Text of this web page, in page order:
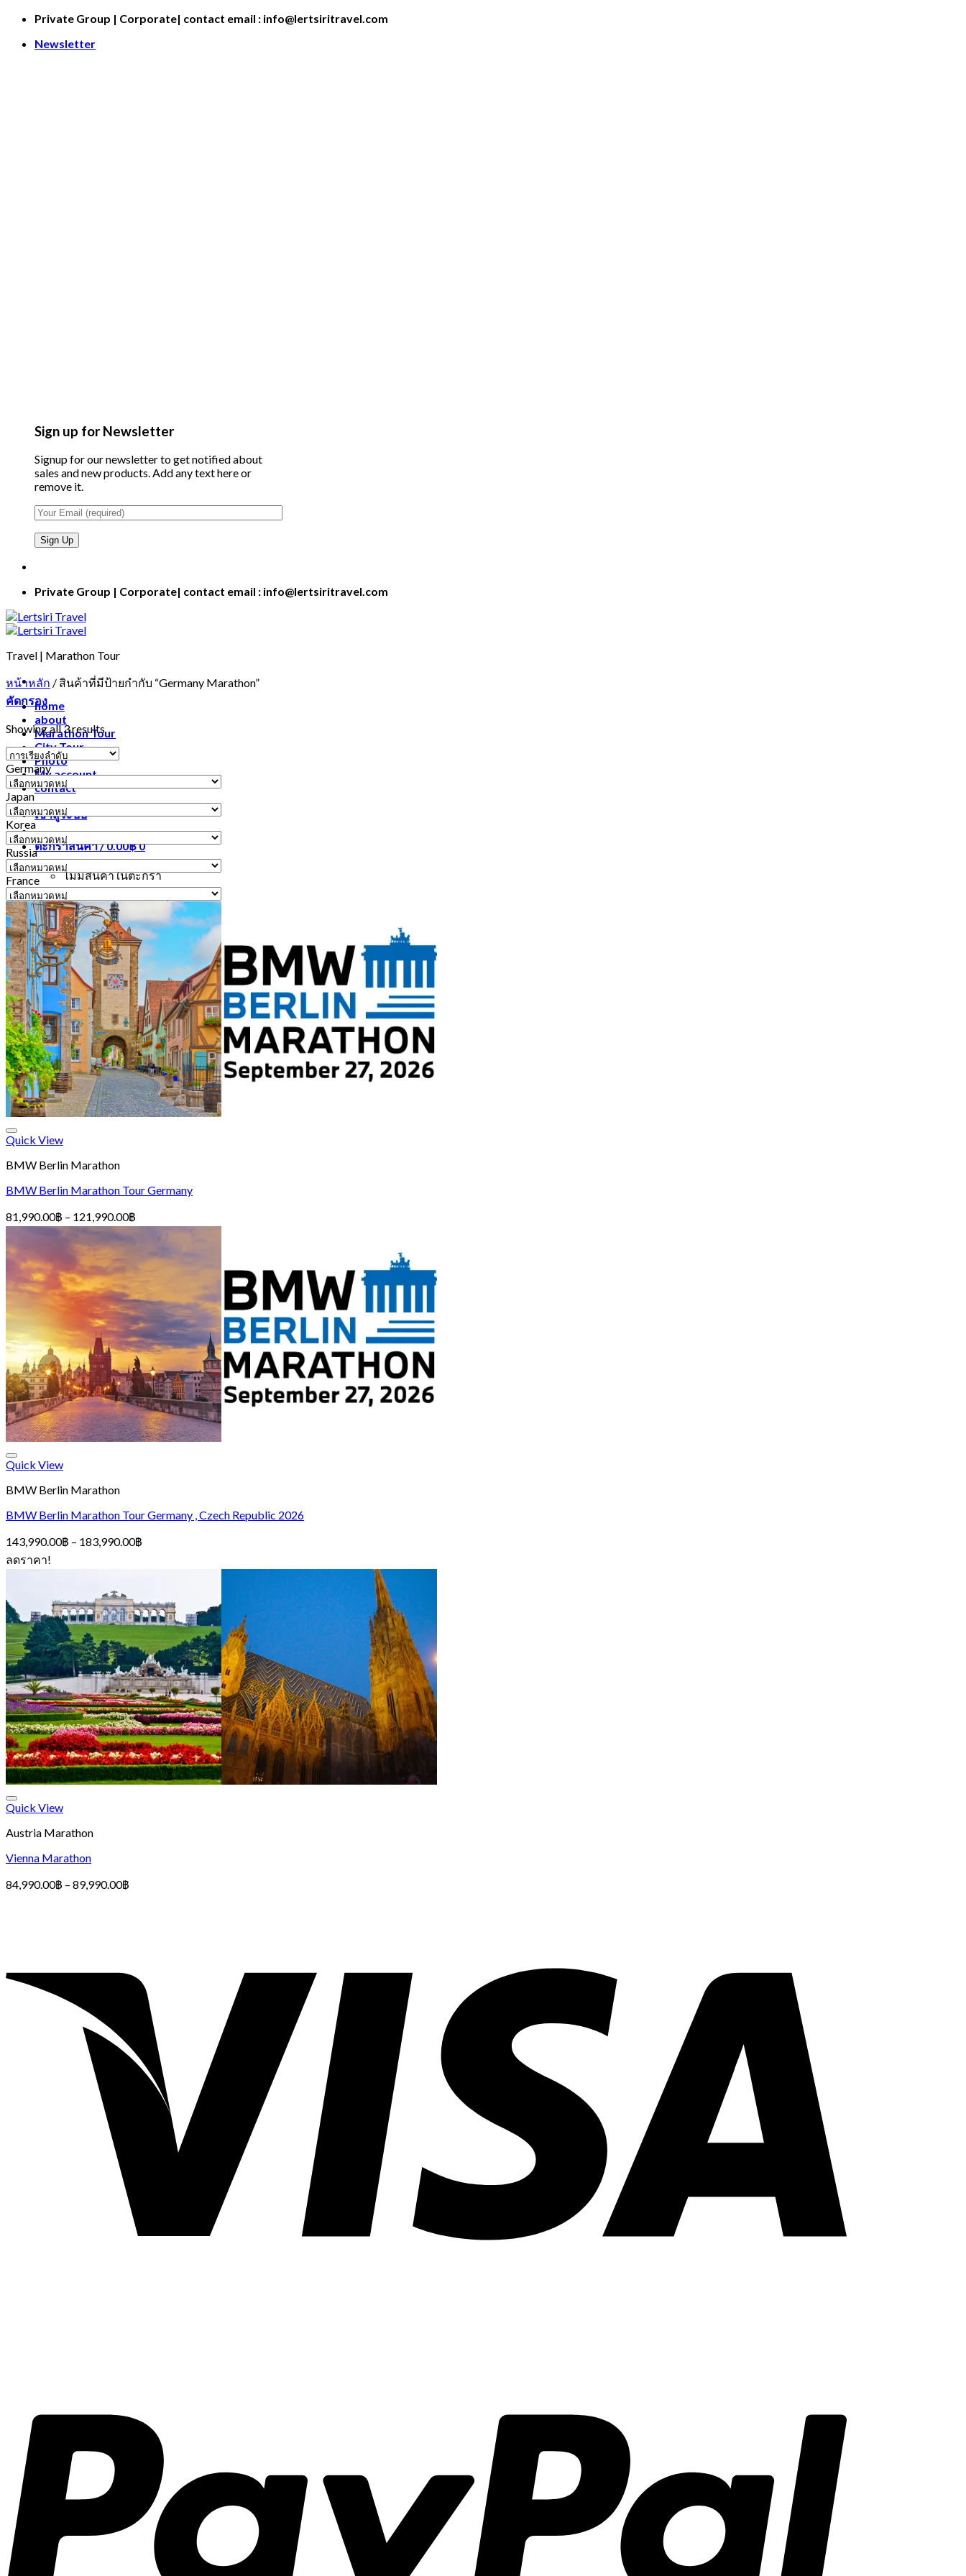
Skip
content
Private Group | Corporate| contact email : info@lertsiritravel.com
Newsletter
Sign up for Newsletter
Signup for our newsletter to get notified about
sales and new products. Add any text here or
remove it.
Private Group | Corporate| contact email : info@lertsiritravel.com
Travel | Marathon Tour
home
about
Marathon Tour
City Tour
Photo
My account
contact
เข้าสู่ระบบ
ตะกร้าสินค้า /0.00฿0
ไม่มีสินค้าในตะกร้า
ค้นหา:
0
ตะกร้าสินค้า
ไม่มีสินค้าในตะกร้า
หน้าหลัก / สินค้าที่มีป้ายกำกับ “Germany Marathon”
คัดกรอง
Showing all 3 results
Germany
Germany
Japan
Japan
Korea
Korea
Russia
Russia
France
France
Quick View
BMW Berlin Marathon
BMW Berlin Marathon Tour Germany
81,990.00฿ – 121,990.00฿
range:
through
Quick View
BMW Berlin Marathon
BMW Berlin Marathon Tour Germany , Czech Republic 2026
143,990.00฿ – 183,990.00฿
183,990.00฿
ลดราคา!
Quick View
Austria Marathon
Vienna Marathon
84,990.00฿ – 89,990.00฿